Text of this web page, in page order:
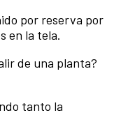
por reserva por
en la tela.
de una planta?
tanto la